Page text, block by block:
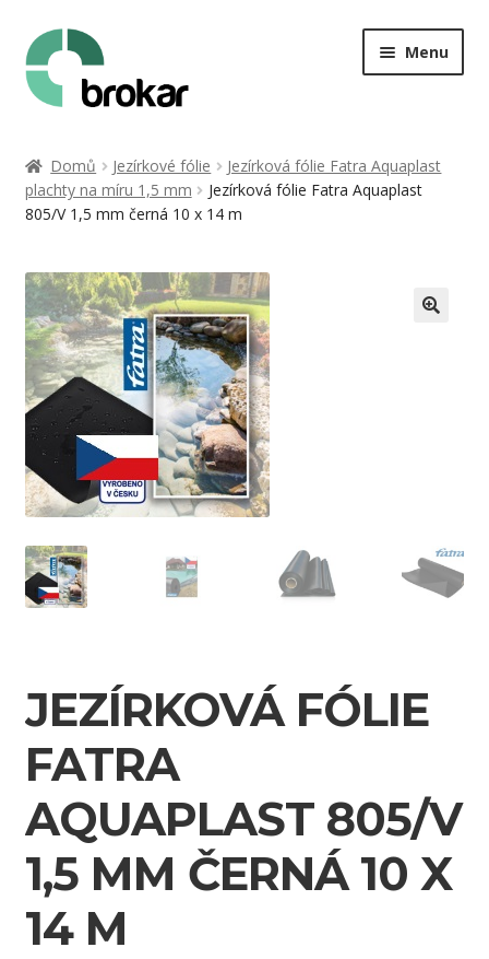
Přeskočit
na
navigaci
Přejít
k
obsahu
Menu
O nás
Kontakt
Můj účet
Košík
Domů Jezírkové fólie
Jezírková fólie Fatra Aquaplast
plachty na míru 1,5 mm
Jezírková fólie Fatra Aquaplast
805/V 1,5 mm černá 10 x 14 m
JEZÍRKOVÁ FÓLIE
FATRA
AQUAPLAST 805/V
1,5 MM ČERNÁ 10 X
14 M